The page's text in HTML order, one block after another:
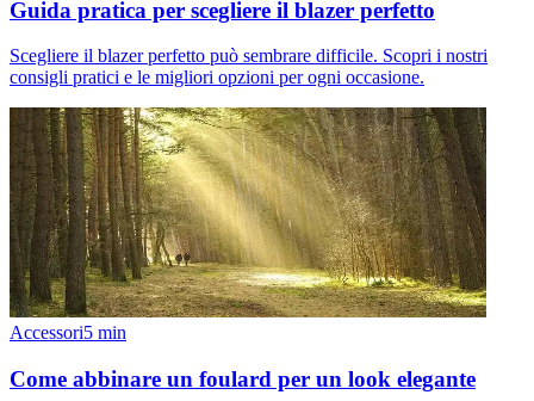
Guida pratica per scegliere il blazer perfetto
Scegliere il blazer perfetto può sembrare difficile. Scopri i nostri
consigli pratici e le migliori opzioni per ogni occasione.
Accessori5 min
Come abbinare un foulard per un look elegante